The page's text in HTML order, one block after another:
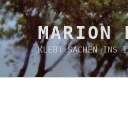
MARION
KLEBT SACHEN INS